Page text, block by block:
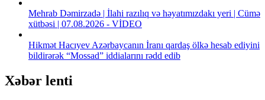
Mehrab Dəmirzadə | İlahi razılıq və həyatımızdakı yeri | Cümə
xütbəsi | 07.08.2026 - VİDEO
Hikmət Hacıyev Azərbaycanın İranı qardaş ölkə hesab ediyini
bildirərək “Mossad” iddialarını rədd edib
Xəbər lenti